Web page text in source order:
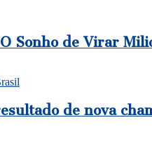
Sonho de Virar
de nova